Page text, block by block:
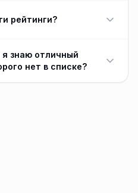
рейтинги?
знаю отличный
нет в списке?